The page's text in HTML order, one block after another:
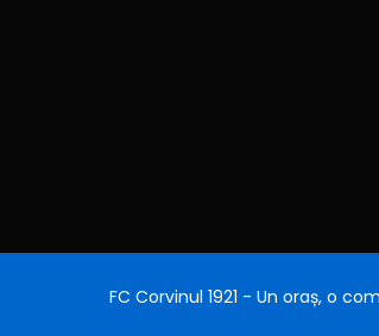
FC Corvinul 1921 - Un oraș, o